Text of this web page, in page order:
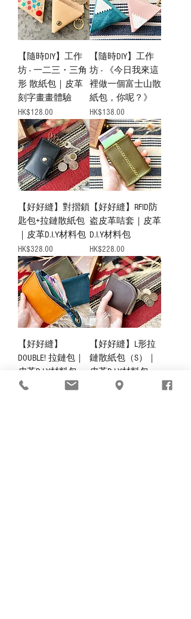
【隨時DIY】工作
坊 - 一二三・三角
形 散紙包｜皮革
刻字畫畫體驗
Price
HK$128.00
【隨時DIY】工作
坊 - 《今日我來這
裡做一個富士山散
紙包，你呢？》
Price
HK$138.00
【好好縫】對摺鎖
匙包+拉鏈散紙包
｜皮革D.I.Y材料包
Price
HK$328.00
【好好縫】RFID防
盗皮革咭套｜皮革
D.I.Y材料包
Price
HK$228.00
【好好縫】
DOUBLE! 拉鏈包｜
皮革D.I.Y材料包
Price
HK$398.00
【好好縫】L形拉
鏈散紙包（S）｜
皮革D.I.Y材料包
HK$198.00